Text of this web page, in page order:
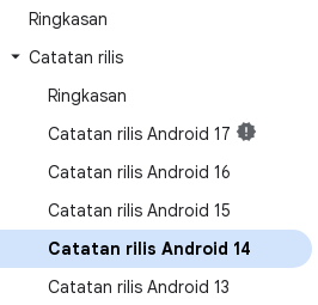
Ringkasan
Catatan rilis
Ringkasan
Catatan rilis Android 17
Catatan rilis Android 16
Catatan rilis Android 15
Catatan rilis Android 14
Catatan rilis Android 13